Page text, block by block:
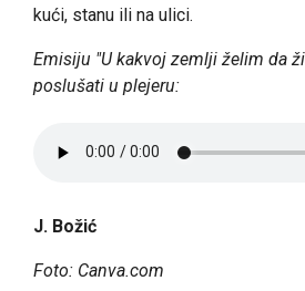
kući, stanu ili na ulici.
Emisiju "U kakvoj zemlji želim da
poslušati u plejeru:
J. Božić
Foto: Canva.com